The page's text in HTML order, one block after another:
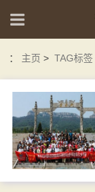
： 主页 > TAG标签